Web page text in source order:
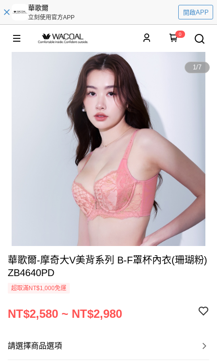
華歌爾
立刻使用官方APP
開啟APP
0
1/7
華歌爾-摩奇大V美背系列 B-F罩杯內衣(珊瑚粉)
ZB4640PD
超取滿NT$1,000免運
NT$2,580 ~ NT$2,980
請選擇商品選項